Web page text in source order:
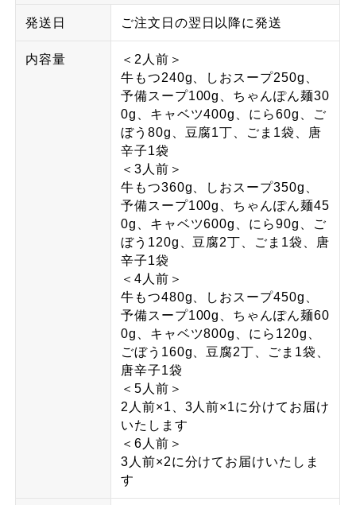
発送日 ご注文日の翌日以降に発送
内容量
＜2人前＞
牛もつ240g、しおスープ250g、
予備スープ100g、ちゃんぽん麺30
0g、キャベツ400g、にら60g、ご
ぼう80g、豆腐1丁、ごま1袋、唐
辛子1袋
＜3人前＞
牛もつ360g、しおスープ350g、
予備スープ100g、ちゃんぽん麺45
0g、キャベツ600g、にら90g、ご
ぼう120g、豆腐2丁、ごま1袋、唐
辛子1袋
＜4人前＞
牛もつ480g、しおスープ450g、
予備スープ100g、ちゃんぽん麺60
0g、キャベツ800g、にら120g、
ごぼう160g、豆腐2丁、ごま1袋、
唐辛子1袋
＜5人前＞
2人前×1、3人前×1に分けてお届け
いたします
＜6人前＞
3人前×2に分けてお届けいたしま
す